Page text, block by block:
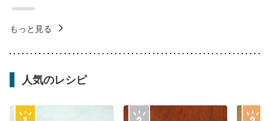
もっと見る
人気のレシピ